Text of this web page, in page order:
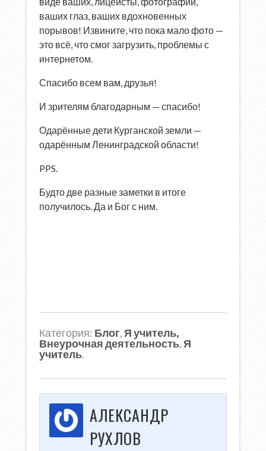
ваших глаз, ваших вдохновенных
порывов! Извините, что пока мало фото —
это всё, что смог загрузить, проблемы с
интернетом.
Спасибо всем вам, друзья!
И зрителям благодарным — спасибо!
Одарённые дети Курганской земли —
одарённым Ленинградской области!
PPS.
Будто две разные заметки в итоге
получилось. Да и Бог с ним.
Категория: Блог,Я учитель,
Внеурочная деятельность,Я
учитель.
АЛЕКСАНДР
РУХЛОВ